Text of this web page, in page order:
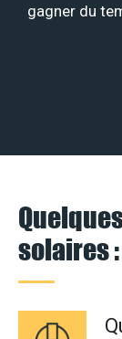
gagner du
solaires